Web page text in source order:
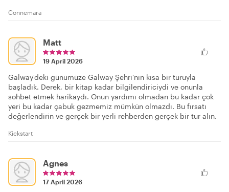
Connemara
Matt
19 April 2026
Galway'deki günümüze Galway Şehri'nin kısa bir turuyla
başladık. Derek, bir kitap kadar bilgilendiriciydi ve onunla
sohbet etmek harikaydı. Onun yardımı olmadan bu kadar çok
yeri bu kadar çabuk gezmemiz mümkün olmazdı. Bu fırsatı
değerlendirin ve gerçek bir yerli rehberden gerçek bir tur alın.
Kickstart
Agnes
17 April 2026